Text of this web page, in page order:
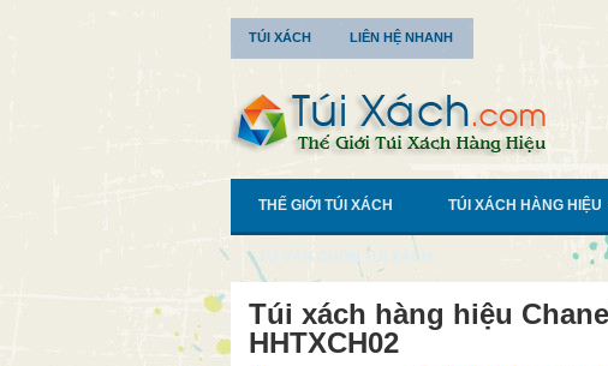
TÚI XÁCH LIÊN HỆ NHANH
THẾ GIỚI TÚI XÁCH TÚI XÁCH HÀNG HIỆU
TƯ VẤN CHỌN TÚI XÁCH
Túi xách hàng hiệu
HHTXCH02